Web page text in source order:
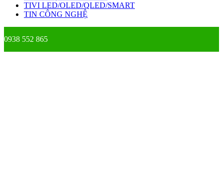
TIVI LED/OLED/QLED/SMART
TIN CÔNG NGHỆ
0938 552 865